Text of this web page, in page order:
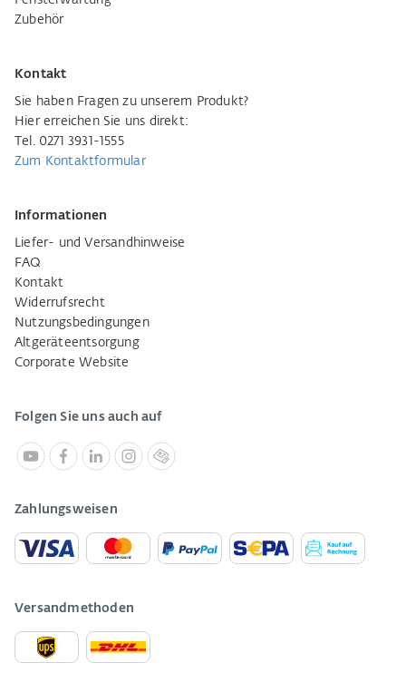
Zubehör
Kontakt
Sie haben Fragen zu unserem Produkt?
Hier erreichen Sie uns direkt:
Tel. 0271 3931-1555
Zum Kontaktformular
Informationen
Liefer- und Versandhinweise
FAQ
Kontakt
Widerrufsrecht
Nutzungsbedingungen
Altgeräteentsorgung
Corporate Website
Folgen Sie uns auch auf
Zahlungsweisen
Versandmethoden